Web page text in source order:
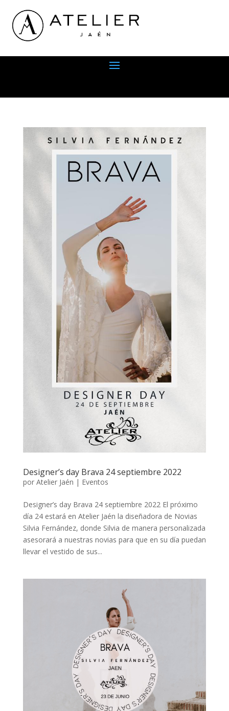
Designer’s day Brava 24 septiembre 2022
por Atelier Jaén | Eventos
Designer’s day Brava 24 septiembre 2022 El próximo
día 24 estará en Atelier Jaén la diseñadora de Novias
Silvia Fernández, donde Silvia de manera personalizada
asesorará a nuestras novias para que en su día puedan
llevar el vestido de sus...